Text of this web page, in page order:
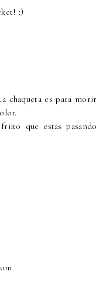
:)
chaqueta es para morir
que estas pasando